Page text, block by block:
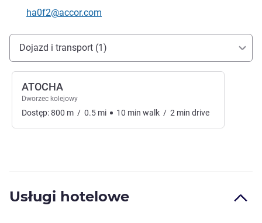
Kontaktowy adres e-mail
ha0f2@accor.com
Dojazd i transport
Dojazd i transport (1)
ATOCHA
Dworzec kolejowy
Dostęp:800 m / 0.5 mi 10 min walk / 2 min drive
Usługi hotelowe